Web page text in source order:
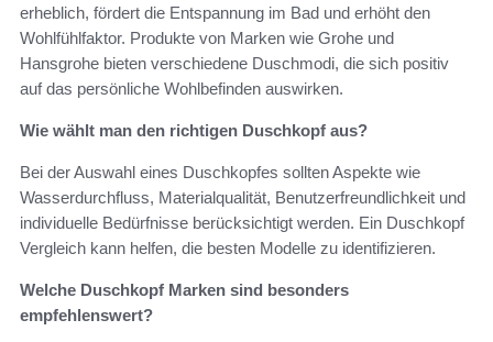
erheblich, fördert die Entspannung im Bad und erhöht den
Wohlfühlfaktor. Produkte von Marken wie Grohe und
Hansgrohe bieten verschiedene Duschmodi, die sich positiv
auf das persönliche Wohlbefinden auswirken.
Wie wählt man den richtigen Duschkopf aus?
Bei der Auswahl eines Duschkopfes sollten Aspekte wie
Wasserdurchfluss, Materialqualität, Benutzerfreundlichkeit und
individuelle Bedürfnisse berücksichtigt werden. Ein Duschkopf
Vergleich kann helfen, die besten Modelle zu identifizieren.
Welche Duschkopf Marken sind besonders
empfehlenswert?